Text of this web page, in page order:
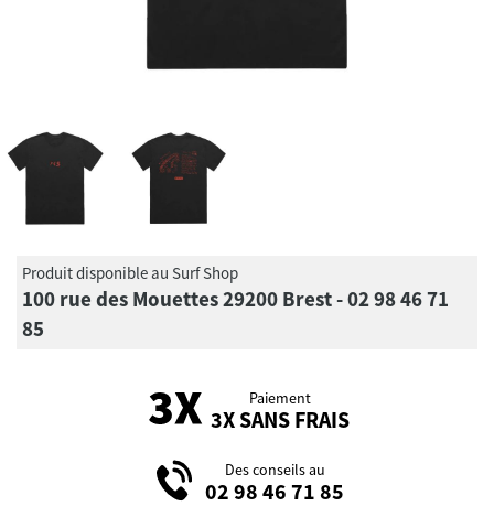
Produit disponible au Surf Shop
100 rue des Mouettes 29200 Brest - 02 98 46 71
85
Paiement
3X SANS FRAIS
Des conseils au
02 98 46 71 85